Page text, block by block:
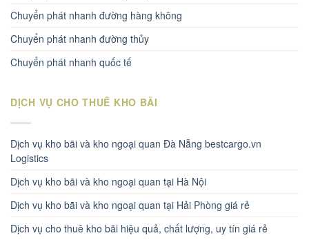
Chuyển phát nhanh đường hàng không
Chuyển phát nhanh đường thủy
Chuyển phát nhanh quốc tế
DỊCH VỤ CHO THUÊ KHO BÃI
Dịch vụ kho bãi và kho ngoại quan Đà Nẵng bestcargo.vn
Logistics
Dịch vụ kho bãi và kho ngoại quan tại Hà Nội
Dịch vụ kho bãi và kho ngoại quan tại Hải Phòng giá rẻ
Dịch vụ cho thuê kho bãi hiệu quả, chất lượng, uy tín giá rẻ